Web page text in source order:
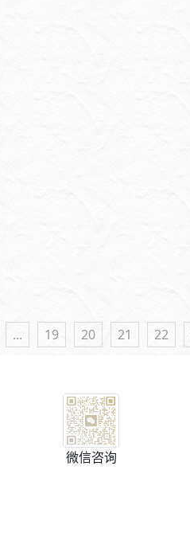
... 19 20 21 22
微信咨询